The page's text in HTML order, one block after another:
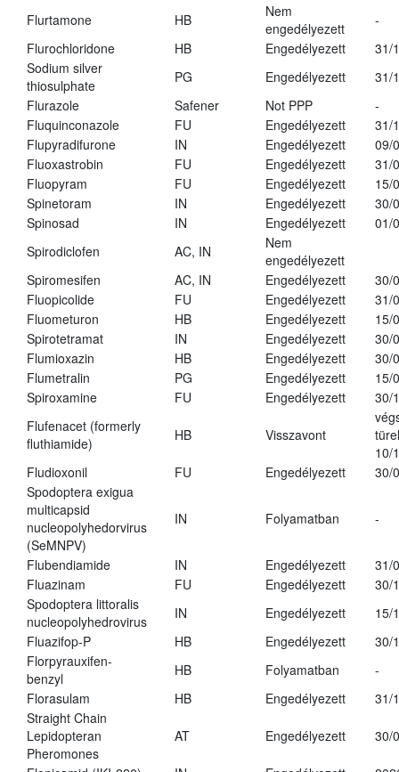
Flurtamone
HB
Nem
engedélyezett
-
Flurochloridone
HB Engedélyezett
31/
Sodium silver
thiosulphate
PG Engedélyezett
31/
Flurazole
Safener Not PPP
-
Fluquinconazole
FU Engedélyezett
31/
Flupyradifurone
IN Engedélyezett
09/
Fluoxastrobin
FU Engedélyezett
31/
Fluopyram
FU Engedélyezett
15/
Spinetoram
IN Engedélyezett
30/
Spinosad
IN Engedélyezett
01/
Spirodiclofen
AC, IN
Nem
engedélyezett
Spiromesifen
AC, IN Engedélyezett
30/
Fluopicolide
FU Engedélyezett
31/
Fluometuron
HB Engedélyezett
15/
Spirotetramat
IN Engedélyezett
30/
Flumioxazin
HB Engedélyezett
30/
Flumetralin
PG Engedélyezett
15/
Spiroxamine
FU Engedélyezett
30/
Flufenacet (formerly
fluthiamide)
HB Visszavont
10/
Fludioxonil
FU Engedélyezett
30/
Spodoptera exigua
multicapsid
nucleopolyhedorvirus
(SeMNPV)
IN Folyamatban -
Flubendiamide IN Engedélyezett
31/
Fluazinam
FU Engedélyezett
30/
Spodoptera littoralis
nucleopolyhedrovirus
IN Engedélyezett
15/
Fluazifop-P
HB Engedélyezett
30/
Florpyrauxifen-
benzyl
HB Folyamatban
-
Florasulam
HB Engedélyezett
31/
Straight Chain
Lepidopteran
Pheromones
AT Engedélyezett 30/